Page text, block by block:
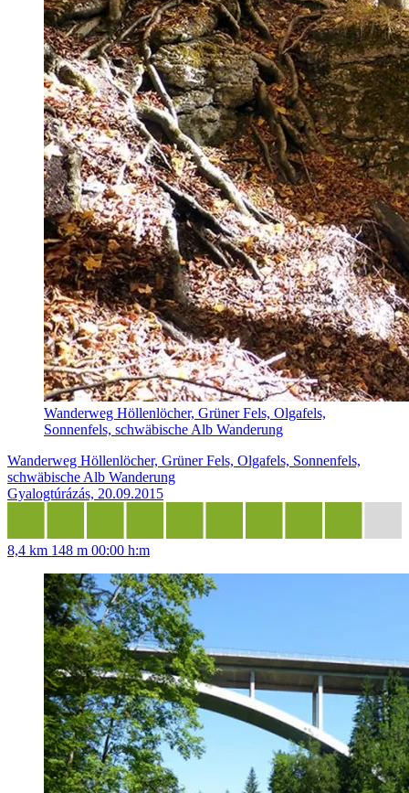
Wanderweg Höllenlöcher, Grüner Fels, Olgafels,
Sonnenfels, schwäbische Alb Wanderung
Wanderweg Höllenlöcher, Grüner Fels, Olgafels, Sonnenfels,
schwäbische Alb Wanderung
Gyalogtúrázás, 20.09.2015
8,4 km 148 m 00:00 h:m